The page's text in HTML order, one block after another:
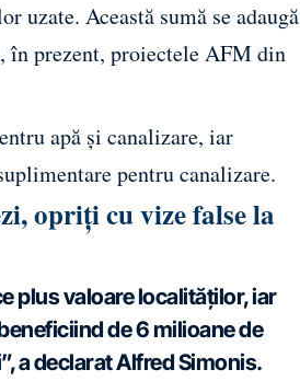
uzate. Această sumă se adaugă
în prezent, proiectele AFM din
apă și canalizare, iar
pentru canalizare.
opriți cu vize false la
plus valoare localităților, iar
de 6 milioane de
a declarat Alfred Simonis.